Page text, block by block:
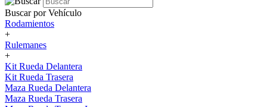
Buscar por Vehículo
Rodamientos
+
Rulemanes
+
Kit Rueda Delantera
Kit Rueda Trasera
Maza Rueda Delantera
Maza Rueda Trasera